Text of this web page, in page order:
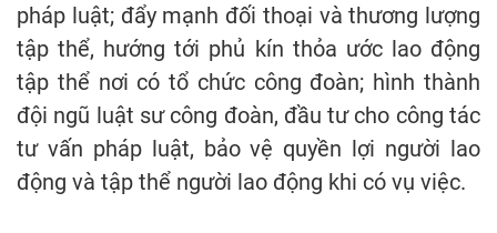
pháp luật; đẩy mạnh đối thoại và thương lượng
tập thể, hướng tới phủ kín thỏa ước lao động
tập thể nơi có tổ chức công đoàn; hình thành
đội ngũ luật sư công đoàn, đầu tư cho công tác
tư vấn pháp luật, bảo vệ quyền lợi người lao
động và tập thể người lao động khi có vụ việc.